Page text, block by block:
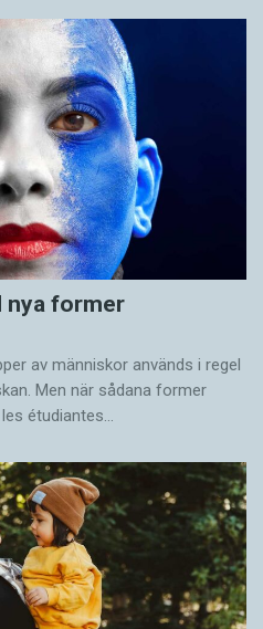
nya former
av människor används i regel
Men när sådana ­former
étudiantes…